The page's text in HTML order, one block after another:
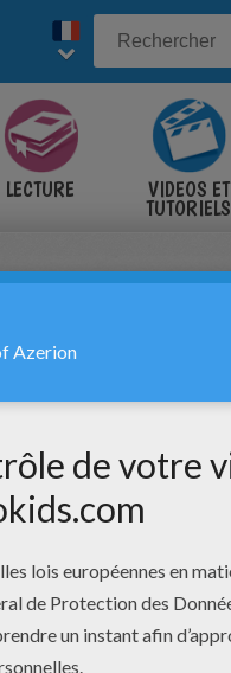
LECTURE VIDÉOS ET
TUTORIELS